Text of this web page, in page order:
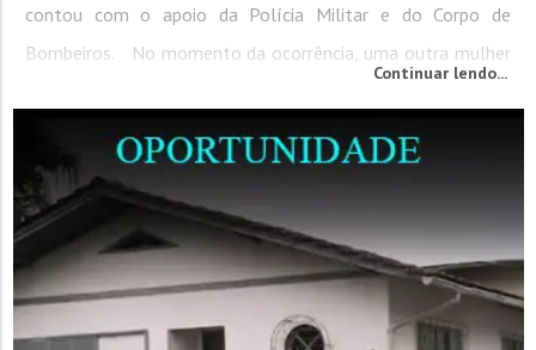
contou com o apoio da Polícia Militar e do Corpo de
Bombeiros. No momento da ocorrência, uma outra mulher
acionando o Samu. No entanto, o serviço não se deslocou
até o...
Continuar lendo...